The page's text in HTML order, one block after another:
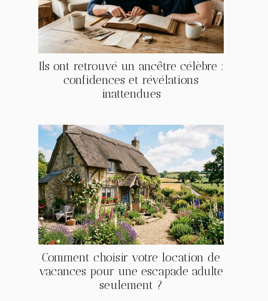
Ils ont retrouvé un ancêtre célèbre :
confidences et révélations
inattendues
Comment choisir votre location de
vacances pour une escapade adulte
seulement ?